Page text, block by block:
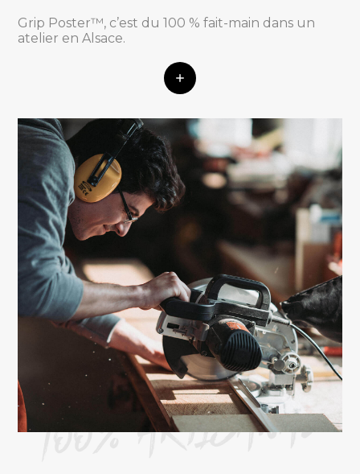
100% ARTISANAL
Grip Poster™, c’est du 100 % fait-main dans un
atelier en Alsace.